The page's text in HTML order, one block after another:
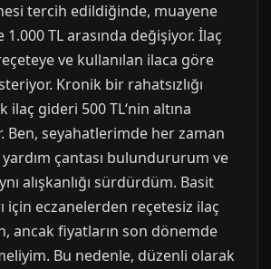
tercih edildiğinde, muayene
1.000 TL arasında değişiyor. İlaç
ve kullanılan ilaca göre
Kronik bir rahatsızlığı
ilaç gideri 500 TL‘nin altına
Ben, seyahatlerimde her zaman
çantası bulundururum ve
alışkanlığı sürdürdüm. Basit
için eczanelerden reçetesiz ilaç
ancak fiyatların son dönemde
Bu nedenle, düzenli olarak